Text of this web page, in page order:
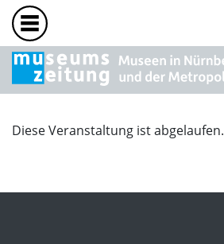
Diese Veranstaltung ist abgelaufen.